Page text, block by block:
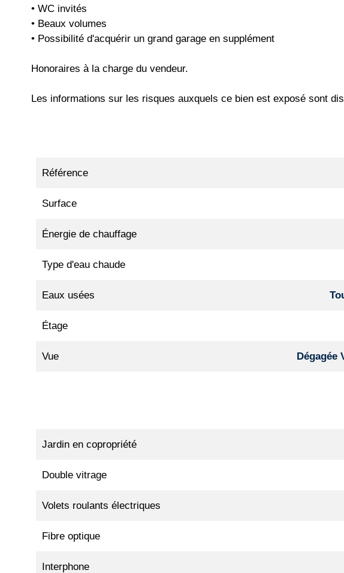
• WC invités
• Beaux volumes
• Possibilité d'acquérir un grand garage en supplément
Honoraires à la charge du vendeur.
Les informations sur les risques auxquels ce bien est exposé sont
Référence
Surface
Énergie de chauffage
Type d'eau chaude
Eaux usées
Étage
Vue Dégagée
Jardin en copropriété
Double vitrage
Volets roulants électriques
Fibre optique
Interphone